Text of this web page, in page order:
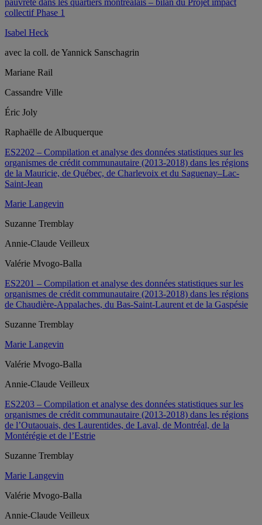
collectif Phase 1
Isabel Heck
avec la coll. de Yannick Sanschagrin
Mariane Rail
Cassandre Ville
Éric Joly
Raphaëlle de Albuquerque
ES2202 – Compilation et analyse des données statistiques sur les
organismes de crédit communautaire (2013-2018) dans les régions
de la Mauricie, de Québec, de Charlevoix et du Saguenay–Lac-
Saint-Jean
Marie Langevin
Suzanne Tremblay
Annie-Claude Veilleux
Valérie Mvogo-Balla
ES2201 – Compilation et analyse des données statistiques sur les
organismes de crédit communautaire (2013-2018) dans les régions
de Chaudière-Appalaches, du Bas-Saint-Laurent et de la Gaspésie
Suzanne Tremblay
Marie Langevin
Valérie Mvogo-Balla
Annie-Claude Veilleux
ES2203 – Compilation et analyse des données statistiques sur les
organismes de crédit communautaire (2013-2018) dans les régions
de l’Outaouais, des Laurentides, de Laval, de Montréal, de la
Montérégie et de l’Estrie
Suzanne Tremblay
Marie Langevin
Valérie Mvogo-Balla
Annie-Claude Veilleux